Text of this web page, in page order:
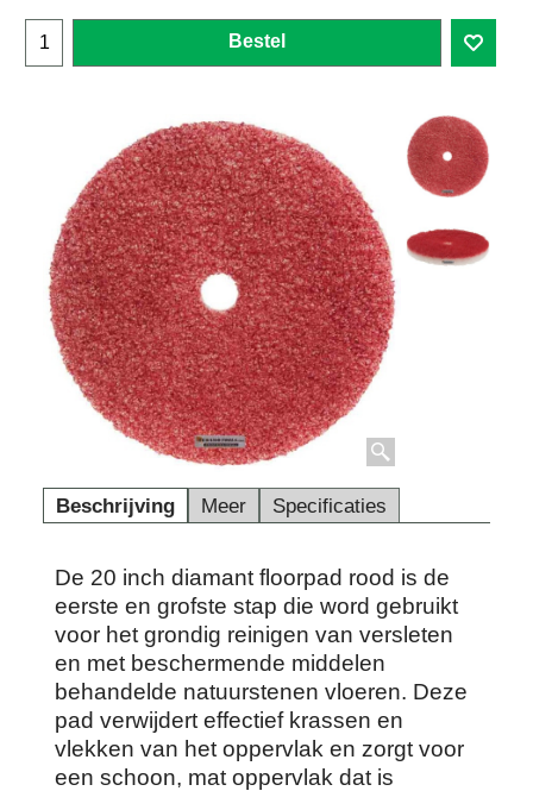
Bestel
Beschrijving Meer Specificaties
De 20 inch diamant floorpad rood is de
eerste en grofste stap die word gebruikt
voor het grondig reinigen van versleten
en met beschermende middelen
behandelde natuurstenen vloeren. Deze
pad verwijdert effectief krassen en
vlekken van het oppervlak en zorgt voor
een schoon, mat oppervlak dat is